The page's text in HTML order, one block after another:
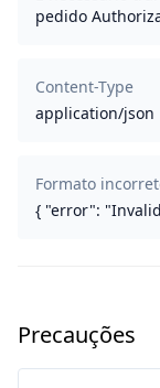
pedido
Content-Type
application/json
Formato
{ "error":
Precauções